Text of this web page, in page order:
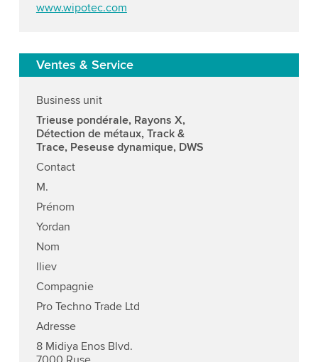
www.wipotec.com
Ventes & Service
Business unit
Trieuse pondérale, Rayons X,
Détection de métaux, Track &
Trace, Peseuse dynamique, DWS
Contact
M.
Prénom
Yordan
Nom
lliev
Compagnie
Pro Techno Trade Ltd
Adresse
8 Midiya Enos Blvd.